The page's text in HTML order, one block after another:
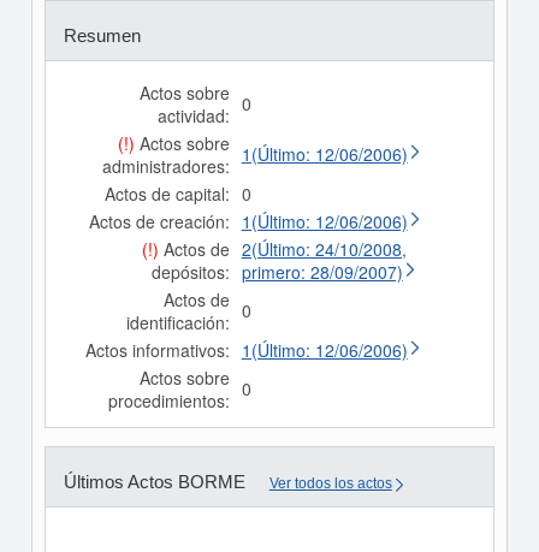
Resumen
Actos sobre
actividad: 0
(!) Actos sobre
administradores: 1(Último: 12/06/2006)
Actos de capital: 0
Actos de creación: 1(Último: 12/06/2006)
(!) Actos de
depósitos:
2(Último: 24/10/2008,
primero: 28/09/2007)
Actos de
identificación: 0
Actos informativos: 1(Último: 12/06/2006)
Actos sobre
procedimientos: 0
Últimos Actos BORME Ver todos los actos